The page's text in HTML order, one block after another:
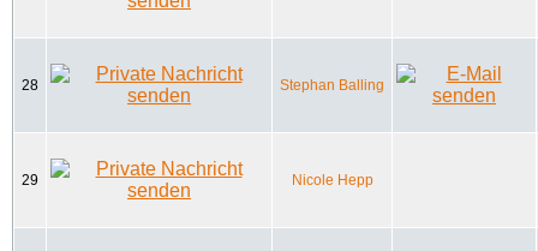
28 Stephan Balling
29 Nicole Hepp